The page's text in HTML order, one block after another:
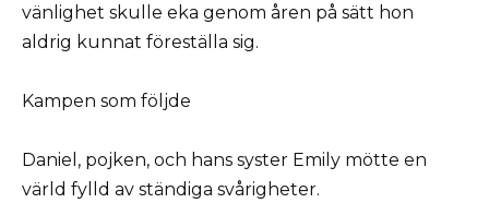
vänlighet skulle eka genom åren på sätt hon
aldrig kunnat föreställa sig.
Kampen som följde
Daniel, pojken, och hans syster Emily mötte en
värld fylld av ständiga svårigheter.